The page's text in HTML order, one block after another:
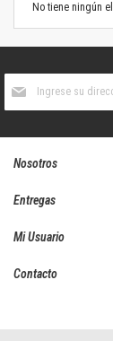
No tiene ningún
boletín
Nosotros
Entregas
Mi Usuario
Contacto